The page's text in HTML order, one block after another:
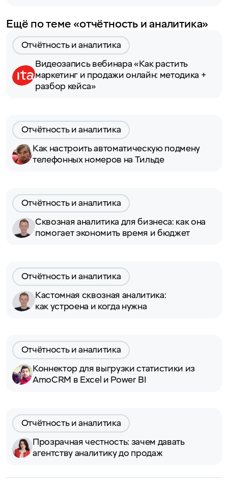
Ещё по теме «отчётность и аналитика»
Отчётность и аналитика
Видеозапись вебинара «Как растить
маркетинг и продажи онлайн: методика +
разбор кейса»
Отчётность и аналитика
Как настроить автоматическую подмену
телефонных номеров на Тильде
Отчётность и аналитика
Сквозная аналитика для бизнеса: как она
помогает экономить время и бюджет
Отчётность и аналитика
Кастомная сквозная аналитика:
как устроена и когда нужна
Отчётность и аналитика
Коннектор для выгрузки статистики из
AmoCRM в Excel и Power BI
Отчётность и аналитика
Прозрачная честность: зачем давать
агентству аналитику до продаж